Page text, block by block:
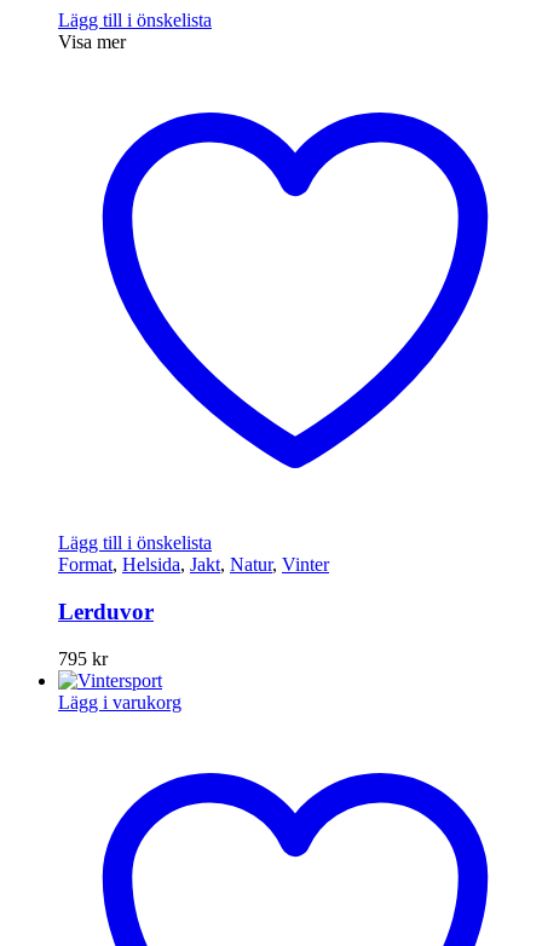
Lägg till i önskelista
Visa mer
Lägg till i önskelista
Format, Helsida, Jakt, Natur, Vinter
Lerduvor
795 kr
Lägg i varukorg